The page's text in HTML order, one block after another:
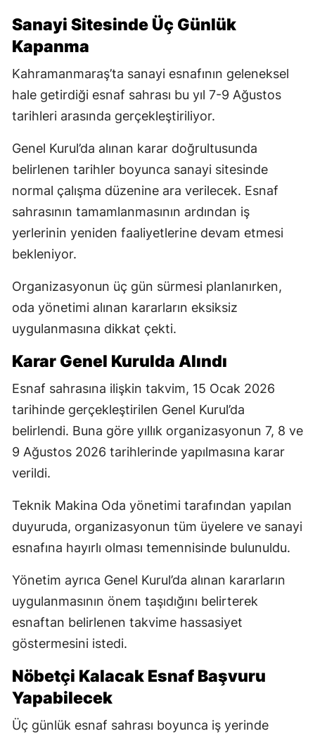
Sanayi Sitesinde Üç Günlük
Kapanma
Kahramanmaraş’ta sanayi esnafının geleneksel
hale getirdiği esnaf sahrası bu yıl 7-9 Ağustos
tarihleri arasında gerçekleştiriliyor.
Genel Kurul’da alınan karar doğrultusunda
belirlenen tarihler boyunca sanayi sitesinde
normal çalışma düzenine ara verilecek. Esnaf
sahrasının tamamlanmasının ardından iş
yerlerinin yeniden faaliyetlerine devam etmesi
bekleniyor.
Organizasyonun üç gün sürmesi planlanırken,
oda yönetimi alınan kararların eksiksiz
uygulanmasına dikkat çekti.
Karar Genel Kurulda Alındı
Esnaf sahrasına ilişkin takvim, 15 Ocak 2026
tarihinde gerçekleştirilen Genel Kurul’da
belirlendi. Buna göre yıllık organizasyonun 7, 8 ve
9 Ağustos 2026 tarihlerinde yapılmasına karar
verildi.
Teknik Makina Oda yönetimi tarafından yapılan
duyuruda, organizasyonun tüm üyelere ve sanayi
esnafına hayırlı olması temennisinde bulunuldu.
Yönetim ayrıca Genel Kurul’da alınan kararların
uygulanmasının önem taşıdığını belirterek
esnaftan belirlenen takvime hassasiyet
göstermesini istedi.
Nöbetçi Kalacak Esnaf Başvuru
Yapabilecek
Üç günlük esnaf sahrası boyunca iş yerinde